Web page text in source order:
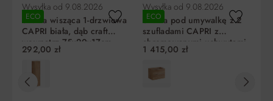
Liczba RRSO Do zapłaty
ECO
Wysyłka od 9.08.2026
Szafka wisząca 1-drzwiowa
CAPRI biała, dąb craft
wewnątrz 75x20x17cm
292,00 zł
ECO
Wysyłka od 9.08.2026
Szafka pod umywalkę z 2
szufladami CAPRI z
chromowanymi uchwytami
biała, dąb craft
80x57x46cm
1 415,00 zł